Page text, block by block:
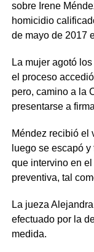
sobre Irene
homicidio
de mayo de 2017
La mujer agotó
el proceso
pero, camino a la
presentarse a
Méndez recibió el
luego se escapó
que intervino en
preventiva, tal
La jueza
efectuado por la
medida.